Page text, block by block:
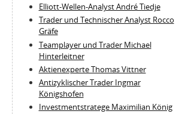
Elliott-Wellen-Analyst André Tiedje
Trader und Technischer Analyst Rocco
Gräfe
Teamplayer und Trader Michael
Hinterleitner
Aktienexperte Thomas Vittner
Antizyklischer Trader Ingmar
Königshofen
Investmentstratege Maximilian König